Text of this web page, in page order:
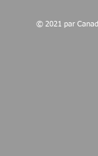
© 2021 par